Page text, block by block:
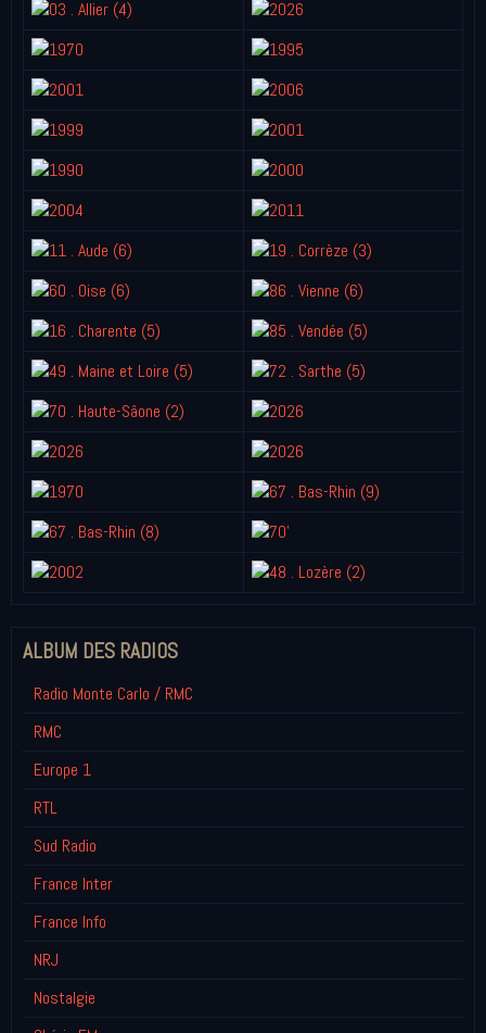
ALBUM DES RADIOS
Radio Monte Carlo / RMC
RMC
Europe 1
RTL
Sud Radio
France Inter
France Info
NRJ
Nostalgie